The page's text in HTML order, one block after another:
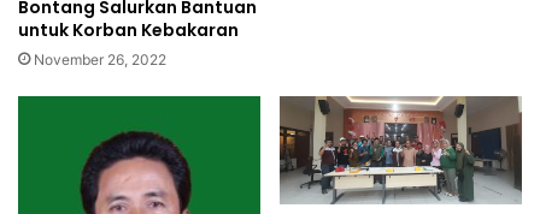
Bontang Salurkan Bantuan
untuk Korban Kebakaran
November 26, 2022